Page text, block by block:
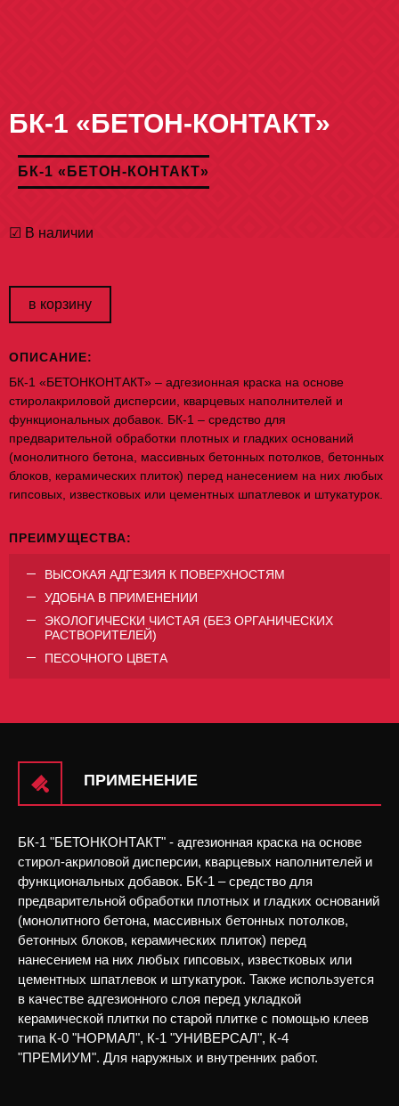
БК-1 «БЕТОН-КОНТАКТ»
БК-1 «БЕТОН-КОНТАКТ»
☑ В наличии
в корзину
ОПИСАНИЕ:
БК-1 «БЕТОНКОНТАКТ» – адгезионная краска на основе
стиролакриловой дисперсии, кварцевых наполнителей и
функциональных добавок. БК-1 – средство для
предварительной обработки плотных и гладких оснований
(монолитного бетона, массивных бетонных потолков, бетонных
блоков, керамических плиток) перед нанесением на них любых
гипсовых, известковых или цементных шпатлевок и штукатурок.
ПРЕИМУЩЕСТВА:
ВЫСОКАЯ АДГЕЗИЯ К ПОВЕРХНОСТЯМ
УДОБНА В ПРИМЕНЕНИИ
ЭКОЛОГИЧЕСКИ ЧИСТАЯ (БЕЗ ОРГАНИЧЕСКИХ
РАСТВОРИТЕЛЕЙ)
ПЕСОЧНОГО ЦВЕТА
ПРИМЕНЕНИЕ
БК-1 "БЕТОНКОНТАКТ" - адгезионная краска на основе
стирол-акриловой дисперсии, кварцевых наполнителей и
функциональных добавок. БК-1 – средство для
предварительной обработки плотных и гладких оснований
(монолитного бетона, массивных бетонных потолков,
бетонных блоков, керамических плиток) перед
нанесением на них любых гипсовых, известковых или
цементных шпатлевок и штукатурок. Также используется
в качестве адгезионного слоя перед укладкой
керамической плитки по старой плитке с помощью клеев
типа К-0 "НОРМАЛ", К-1 "УНИВЕРСАЛ", К-4
"ПРЕМИУМ". Для наружных и внутренних работ.